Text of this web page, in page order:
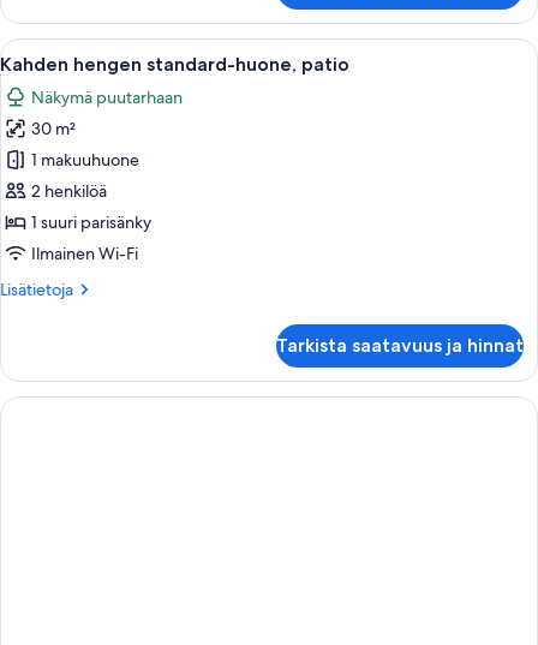
premium-
huone,
esteetön
Avaa
kaikki
huonetyypin
Kahden
hengen
standard-
huone,
patio
Hotellihuone, jossa on sänky,
8
Kahden hengen standard-huone, patio
Näkymä puutarhaan
30 m²
1 makuuhuone
2 henkilöä
1 suuri parisänky
Ilmainen Wi-Fi
Lisätietoja
Lisätietoja
standard-
huone,
patio
Tarkista saatavuus ja hinnat